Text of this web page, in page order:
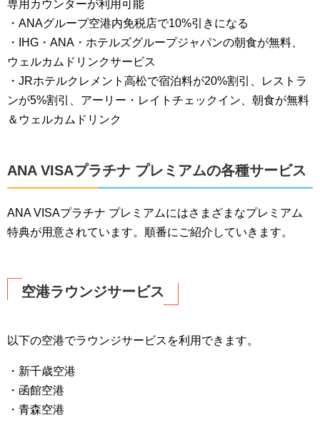
専用カウンターが利用可能
・ANAグループ空港内免税店で10%引きになる
・IHG・ANA・ホテルズグループジャパンの朝食が無料、
ウェルカムドリンクサービス
・JRホテルクレメント高松で宿泊料が20%割引、レストラ
ンが5%割引、アーリー・レイトチェックイン、朝食が無料
＆ウェルカムドリンク
ANA VISAプラチナ プレミアムの各種サービス
ANA VISAプラチナ プレミアムにはさまざまなプレミアム
特典が用意されています。順番にご紹介していきます。
空港ラウンジサービス
以下の空港でラウンジサービスを利用できます。
・新千歳空港
・函館空港
・青森空港